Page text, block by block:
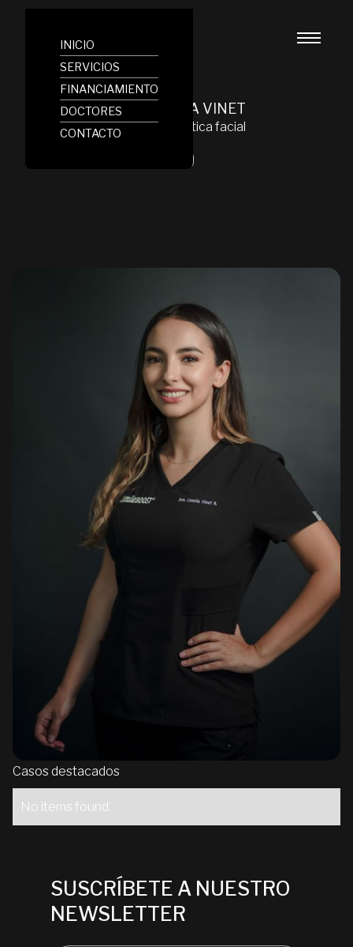
INICIO
SERVICIOS
FINANCIAMIENTO
DOCTORES
CONTACTO
DRA. CAMILA VINET
General y Estética facial
Casos destacados
No items found.
SUSCRÍBETE A NUESTRO
NEWSLETTER